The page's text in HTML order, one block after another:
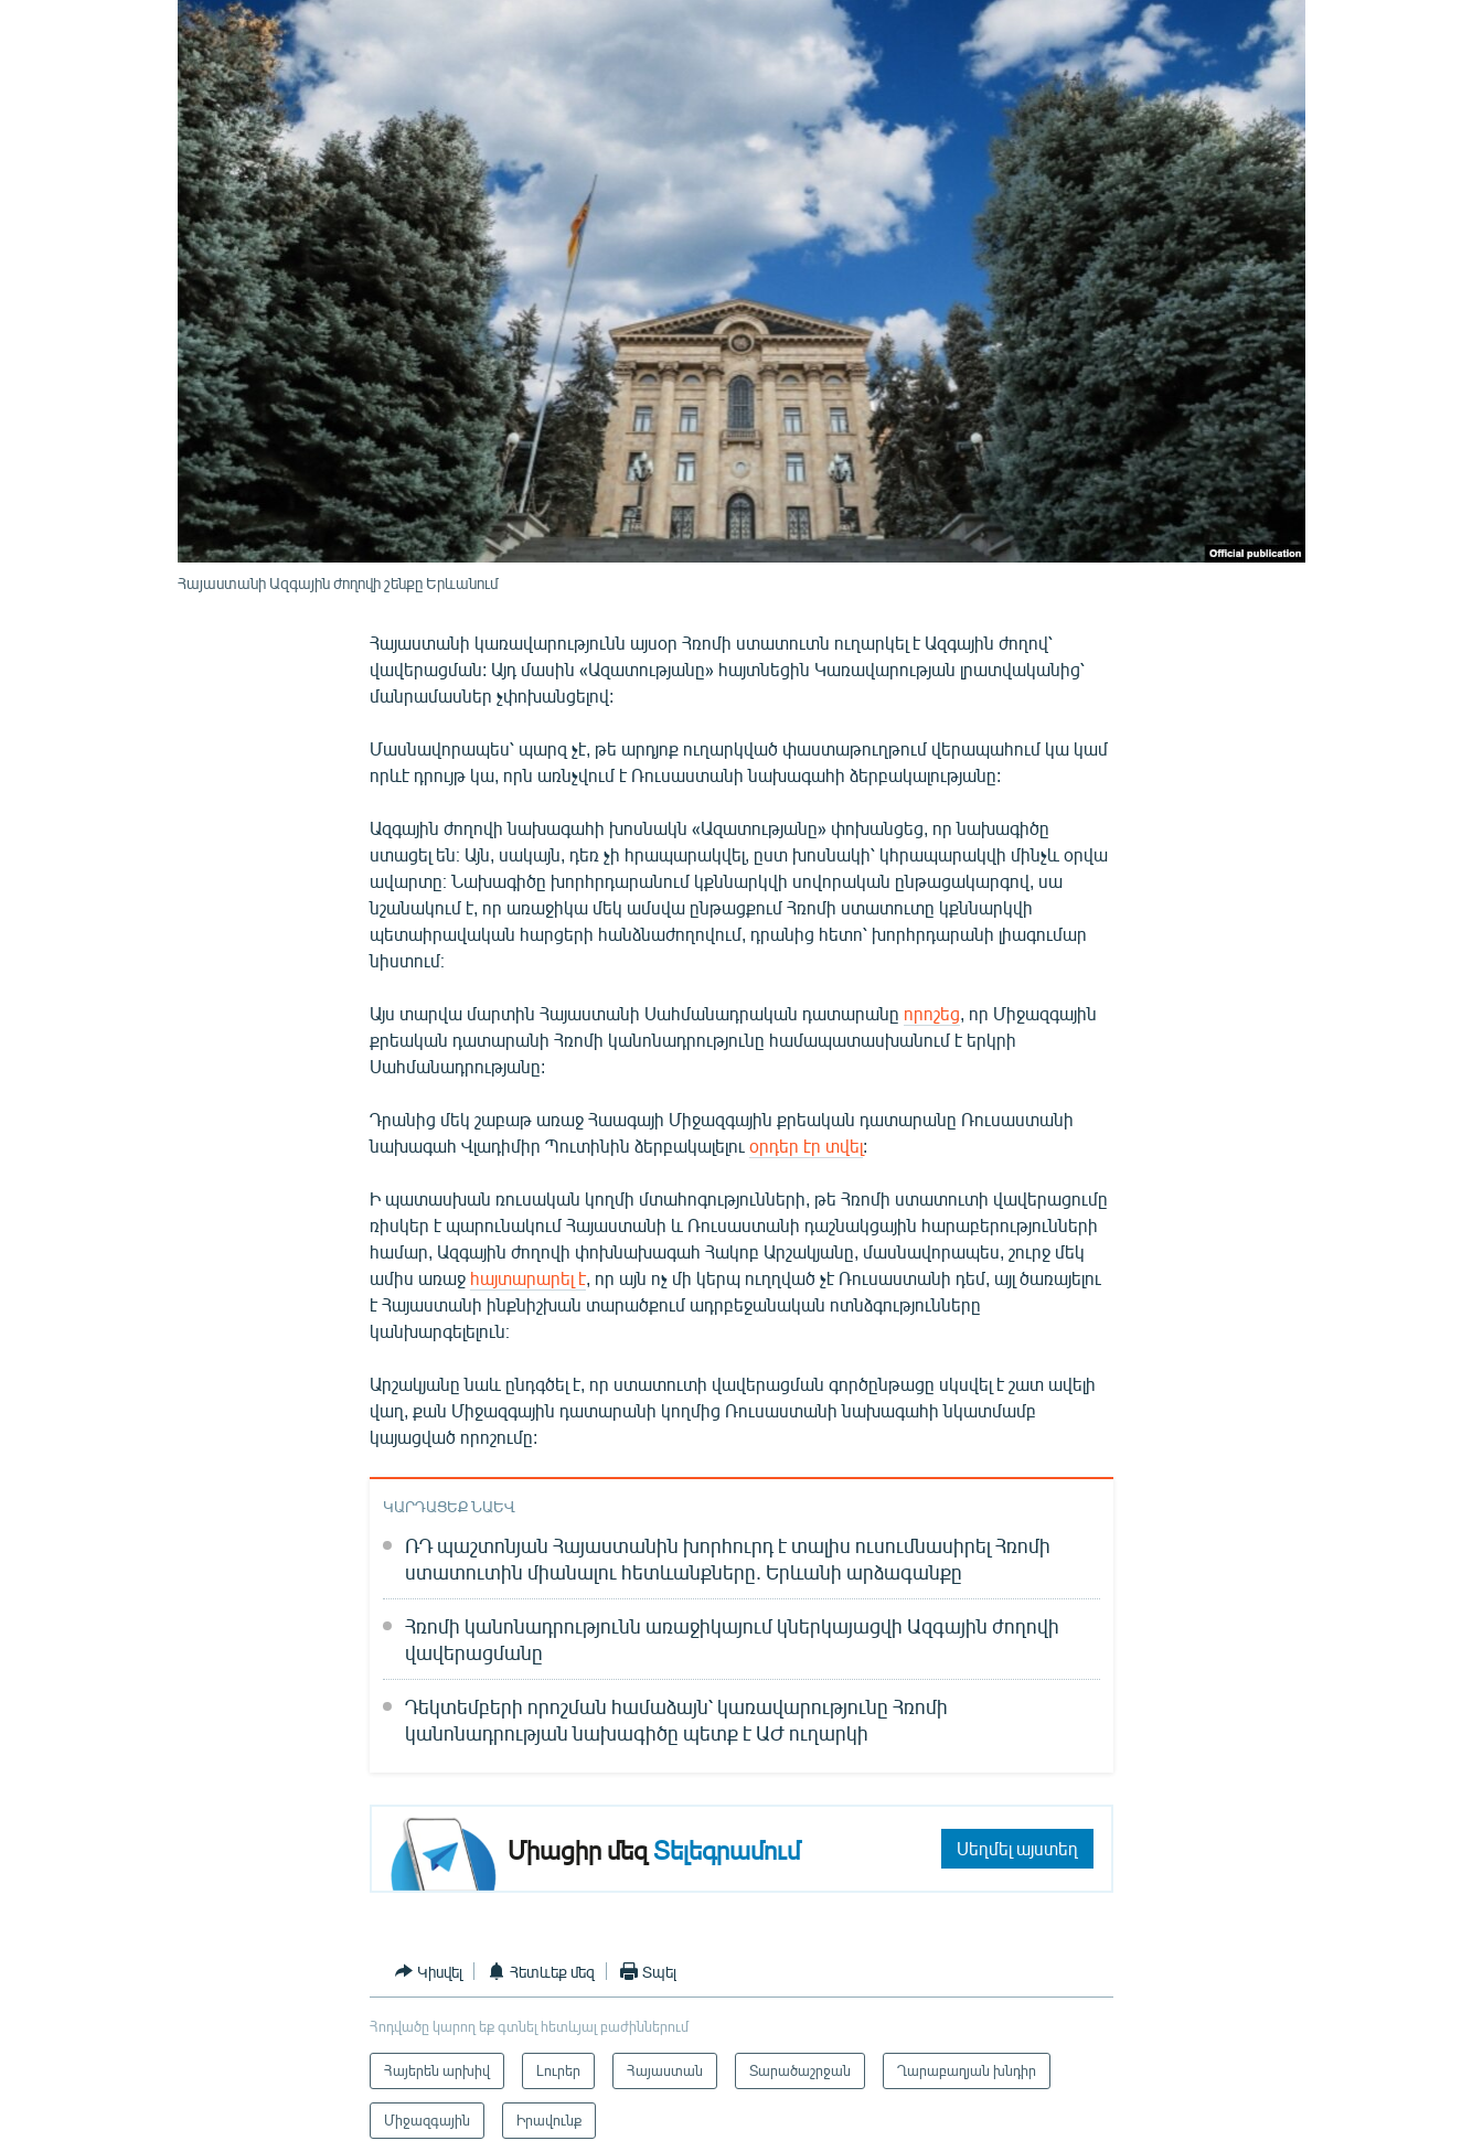
ՄԵԿՆԱԲԱՆՈՒԹՅՈՒՆ
ՁԳՏԵԼՈՎ ԼԱՎԱԳՈՒՅՆԻՆ
Հայաստանի Ազգային ժողովի շենքը Երևանում
Հայաստանի կառավարությունն այսօր Հռոմի ստատուտն ուղարկել է Ազգային ժողով՝
վավերացման: Այդ մասին «Ազատությանը» հայտնեցին Կառավարության լրատվականից՝
մանրամասներ չփոխանցելով:
Մասնավորապես՝ պարզ չէ, թե արդյոք ուղարկված փաստաթուղթում վերապահում կա կամ
որևէ դրույթ կա, որն առնչվում է Ռուսաստանի նախագահի ձերբակալությանը:
Ազգային ժողովի նախագահի խոսնակն «Ազատությանը» փոխանցեց, որ նախագիծը
ստացել են։ Այն, սակայն, դեռ չի հրապարակվել, ըստ խոսնակի՝ կհրապարակվի մինչև օրվա
ավարտը։ Նախագիծը խորհրդարանում կքննարկվի սովորական ընթացակարգով, սա
նշանակում է, որ առաջիկա մեկ ամսվա ընթացքում Հռոմի ստատուտը կքննարկվի
պետաիրավական հարցերի հանձնաժողովում, դրանից հետո՝ խորհրդարանի լիագումար
նիստում։
Այս տարվա մարտին Հայաստանի Սահմանադրական դատարանը որոշեց, որ Միջազգային
քրեական դատարանի Հռոմի կանոնադրությունը համապատասխանում է երկրի
Սահմանադրությանը:
Դրանից մեկ շաբաթ առաջ Հաագայի Միջազգային քրեական դատարանը Ռուսաստանի
նախագահ Վլադիմիր Պուտինին ձերբակալելուօրդեր էր տվել:
Ի պատասխան ռուսական կողմի մտահոգությունների, թե Հռոմի ստատուտի վավերացումը
ռիսկեր է պարունակում Հայաստանի և Ռուսաստանի դաշնակցային հարաբերությունների
համար, Ազգային ժողովի փոխնախագահ Հակոբ Արշակյանը, մասնավորապես, շուրջ մեկ
ամիս առաջ հայտարարել է, որ այն ոչ մի կերպ ուղղված չէ Ռուսաստանի դեմ, այլ ծառայելու
է Հայաստանի ինքնիշխան տարածքում ադրբեջանական ոտնձգությունները
կանխարգելելուն։
Արշակյանը նաև ընդգծել է, որ ստատուտի վավերացման գործընթացը սկսվել է շատ ավելի
վաղ, քան Միջազգային դատարանի կողմից Ռուսաստանի նախագահի նկատմամբ
կայացված որոշումը:
ԿԱՐԴԱՑԵՔ ՆԱԵՎ
ՌԴ պաշտոնյան Հայաստանին խորհուրդ է տալիս ուսումնասիրել Հռոմի
ստատուտին միանալու հետևանքները. Երևանի արձագանքը
Հռոմի կանոնադրությունն առաջիկայում կներկայացվի Ազգային ժողովի
վավերացմանը
Դեկտեմբերի որոշման համաձայն՝ կառավարությունը Հռոմի
կանոնադրության նախագիծը պետք է ԱԺ ուղարկի
Միացիր մեզ Տելեգրամում Սեղմել այստեղ
Կիսվել Հետևեք մեզ Տպել
Հոդվածը կարող եք գտնել հետևյալ բաժիններում
Հայերեն արխիվ Լուրեր Հայաստան Տարածաշրջան Ղարաբաղյան խնդիր
Միջազգային Իրավունք